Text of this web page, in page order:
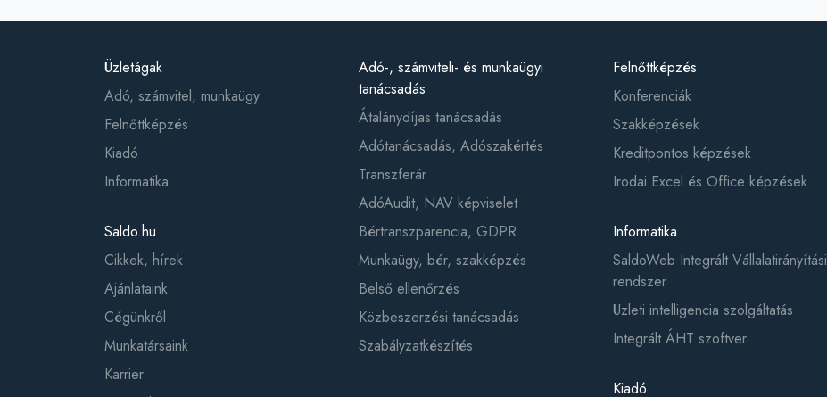
Üzletágak
Adó, számvitel, munkaügy
Felnőttképzés
Kiadó
Informatika
Saldo.hu
Cikkek, hírek
Ajánlataink
Cégünkről
Munkatársaink
Karrier
Adó-, számviteli- és munkaügyi
tanácsadás
Átalánydíjas tanácsadás
Adótanácsadás, Adószakértés
Transzferár
AdóAudit, NAV képviselet
Bértranszparencia, GDPR
Munkaügy, bér, szakképzés
Belső ellenőrzés
Közbeszerzési tanácsadás
Szabályzatkészítés
Felnőttképzés
Konferenciák
Szakképzések
Kreditpontos képzések
Irodai Excel és Office képzések
Informatika
SaldoWeb Integrált Vállalatirányítási
rendszer
Üzleti intelligencia szolgáltatás
Integrált ÁHT szoftver
Kiadó